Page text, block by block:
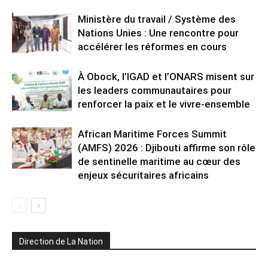
Ministère du travail / Système des
Nations Unies : Une rencontre pour
accélérer les réformes en cours
À Obock, l’IGAD et l’ONARS misent sur
les leaders communautaires pour
renforcer la paix et le vivre-ensemble
African Maritime Forces Summit
(AMFS) 2026 : Djibouti affirme son rôle
de sentinelle maritime au cœur des
enjeux sécuritaires africains
Direction de La Nation